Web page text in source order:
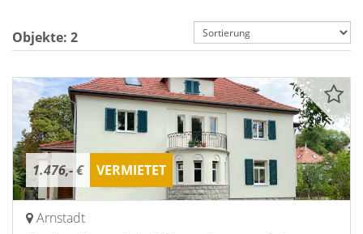
Objekte: 2
1.476,- € VERMIETET
Arnstadt